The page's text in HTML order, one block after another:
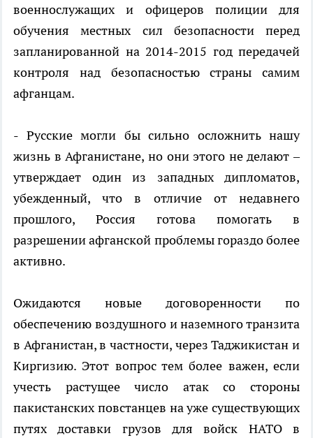
военнослужащих и офицеров полиции для
обучения местных сил безопасности перед
запланированной на 2014-2015 год передачей
контроля над безопасностью страны самим
афганцам.
- Русские могли бы сильно осложнить нашу
жизнь в Афганистане, но они этого не делают –
утверждает один из западных дипломатов,
убежденный, что в отличие от недавнего
прошлого, Россия готова помогать в
разрешении афганской проблемы гораздо более
активно.
Ожидаются новые договоренности по
обеспечению воздушного и наземного транзита
в Афганистан, в частности, через Таджикистан и
Киргизию. Этот вопрос тем более важен, если
учесть растущее число атак со стороны
пакистанских повстанцев на уже существующих
путях доставки грузов для войск НАТО в